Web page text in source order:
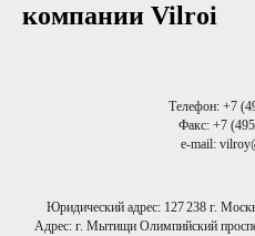
компании Vilroi
Телефон: +7
Факс: +7
e-mail:
Юридический адрес: 127 238 г.
Адрес: г. Мытищи Олимпийский